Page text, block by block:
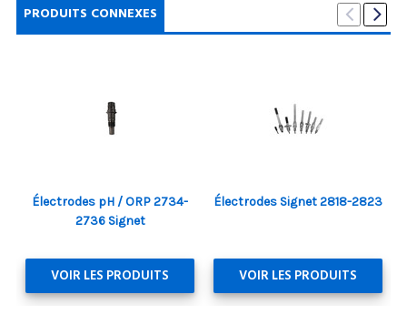
PRODUITS CONNEXES
Électrodes pH / ORP 2734-
2736 Signet
VOIR LES PRODUITS
Électrodes Signet 2818-2823
VOIR LES PRODUITS